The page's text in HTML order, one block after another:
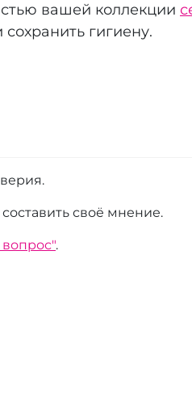
вашей коллекции
гигиену.
своё мнение.
вопрос".